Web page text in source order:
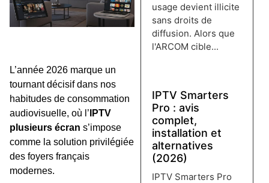
L’année 2026 marque un
tournant décisif dans nos
habitudes de consommation
audiovisuelle, où l’ IPTV
plusieurs écran s’impose
comme la solution privilégiée
des foyers français
modernes.
usage devient illicite
sans droits de
diffusion. Alors que
l'ARCOM cible...
IPTV Smarters
Pro : avis
complet,
installation et
alternatives
(2026)
IPTV Smarters Pro